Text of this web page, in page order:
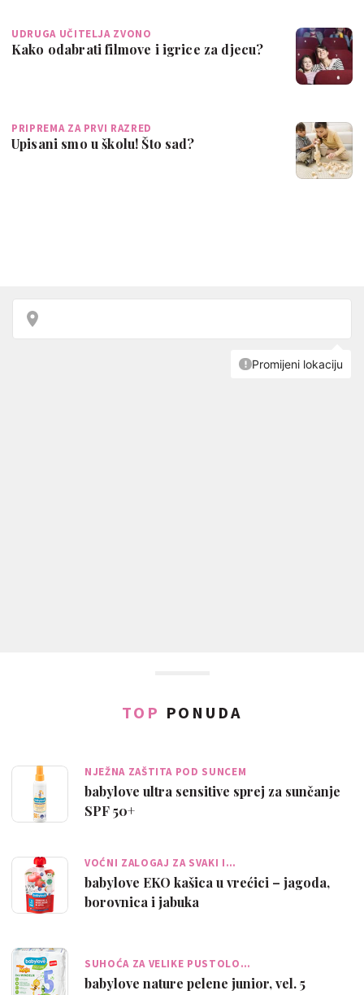
UDRUGA UČITELJA ZVONO
Kako odabrati filmove i igrice za djecu?
PRIPREMA ZA PRVI RAZRED
Upisani smo u školu! Što sad?
TOP PONUDA
NJEŽNA ZAŠTITA POD SUNCEM
babylove ultra sensitive sprej za sunčanje
SPF 50+
VOĆNI ZALOGAJ ZA SVAKI I…
babylove EKO kašica u vrećici – jagoda,
borovnica i jabuka
SUHOĆA ZA VELIKE PUSTOLO…
babylove nature pelene junior, vel. 5